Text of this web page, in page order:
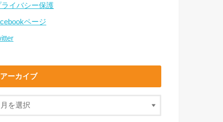
ライバシー保護
ページ
アーカイブ